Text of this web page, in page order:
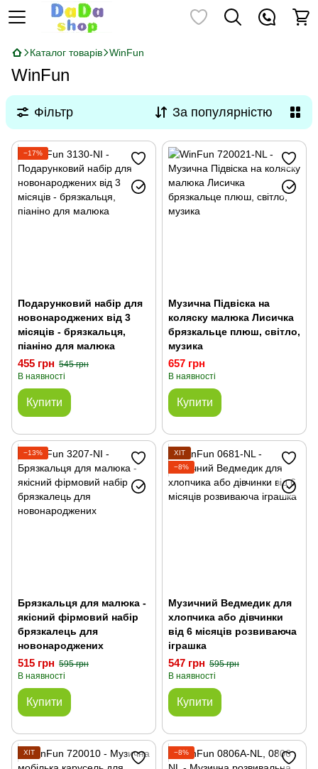
Каталог товарів WinFun
WinFun
Фільтр За популярністю
−17%
Подарунковий набір для
новонароджених від 3
місяців - брязкальця,
піаніно для малюка
455 грн 545 грн
В наявності
Купити
Музична Підвіска на
коляску малюка Лисичка
брязкальце плюш, світло,
музика
657 грн
В наявності
Купити
−13%
Брязкальця для малюка -
якісний фірмовий набір
брязкалець для
новонароджених
515 грн 595 грн
В наявності
Купити
ХІТ
−8%
Музичний Ведмедик для
хлопчика або дівчинки
від 6 місяців розвиваюча
іграшка
547 грн 595 грн
В наявності
Купити
ХІТ −8%